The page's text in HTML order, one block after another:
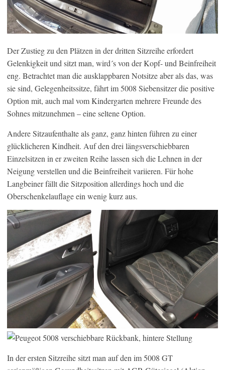
Der Zustieg zu den Plätzen in der dritten Sitzreihe erfordert
Gelenkigkeit und sitzt man, wird´s von der Kopf- und Beinfreiheit
eng. Betrachtet man die ausklappbaren Notsitze aber als das, was
sie sind, Gelegenheitssitze, fährt im 5008 Siebensitzer die positive
Option mit, auch mal vom Kindergarten mehrere Freunde des
Sohnes mitzunehmen – eine seltene Option.
Andere Sitzaufenthalte als ganz, ganz hinten führen zu einer
glücklicheren Kindheit. Auf den drei längsverschiebbaren
Einzelsitzen in er zweiten Reihe lassen sich die Lehnen in der
Neigung verstellen und die Beinfreiheit variieren. Für hohe
Langbeiner fällt die Sitzposition allerdings hoch und die
Oberschenkelauflage ein wenig kurz aus.
In der ersten Sitzreihe sitzt man auf den im 5008 GT